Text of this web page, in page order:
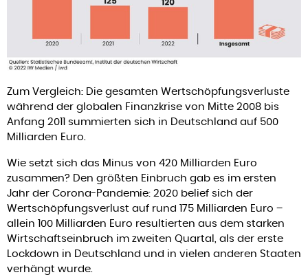
Zum Vergleich: Die gesamten Wertschöpfungsverluste
während der globalen Finanzkrise von Mitte 2008 bis
Anfang 2011 summierten sich in Deutschland auf 500
Milliarden Euro.
Wie setzt sich das Minus von 420 Milliarden Euro
zusammen? Den größten Einbruch gab es im ersten
Jahr der Corona-Pandemie: 2020 belief sich der
Wertschöpfungsverlust auf rund 175 Milliarden Euro –
allein 100 Milliarden Euro resultierten aus dem starken
Wirtschaftseinbruch im zweiten Quartal, als der erste
Lockdown in Deutschland und in vielen anderen Staaten
verhängt wurde.